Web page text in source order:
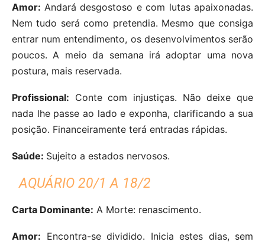
Amor: Andará desgostoso e com lutas apaixonadas.
Nem tudo será como pretendia. Mesmo que consiga
entrar num entendimento, os desenvolvimentos serão
poucos. A meio da semana irá adoptar uma nova
postura, mais reservada.
Profissional: Conte com injustiças. Não deixe que
nada lhe passe ao lado e exponha, clarificando a sua
posição. Financeiramente terá entradas rápidas.
Saúde: Sujeito a estados nervosos.
AQUÁRIO 20/1 A 18/2
Carta Dominante: A Morte: renascimento.
Amor: Encontra-se dividido. Inicia estes dias, sem